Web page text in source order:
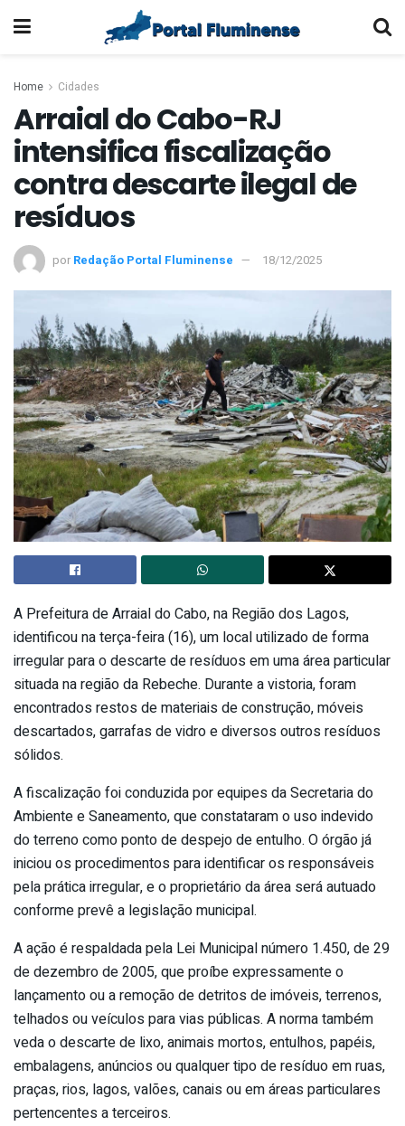
Home Cidades
Arraial do Cabo-RJ
intensifica fiscalização
contra descarte ilegal de
resíduos
por Redação Portal Fluminense 18/12/2025
A Prefeitura de Arraial do Cabo, na Região dos Lagos,
identificou na terça-feira (16), um local utilizado de forma
irregular para o descarte de resíduos em uma área particular
situada na região da Rebeche. Durante a vistoria, foram
encontrados restos de materiais de construção, móveis
descartados, garrafas de vidro e diversos outros resíduos
sólidos.
A fiscalização foi conduzida por equipes da Secretaria do
Ambiente e Saneamento, que constataram o uso indevido
do terreno como ponto de despejo de entulho. O órgão já
iniciou os procedimentos para identificar os responsáveis
pela prática irregular, e o proprietário da área será autuado
conforme prevê a legislação municipal.
A ação é respaldada pela Lei Municipal número 1.450, de 29
de dezembro de 2005, que proíbe expressamente o
lançamento ou a remoção de detritos de imóveis, terrenos,
telhados ou veículos para vias públicas. A norma também
veda o descarte de lixo, animais mortos, entulhos, papéis,
embalagens, anúncios ou qualquer tipo de resíduo em ruas,
praças, rios, lagos, valões, canais ou em áreas particulares
pertencentes a terceiros.